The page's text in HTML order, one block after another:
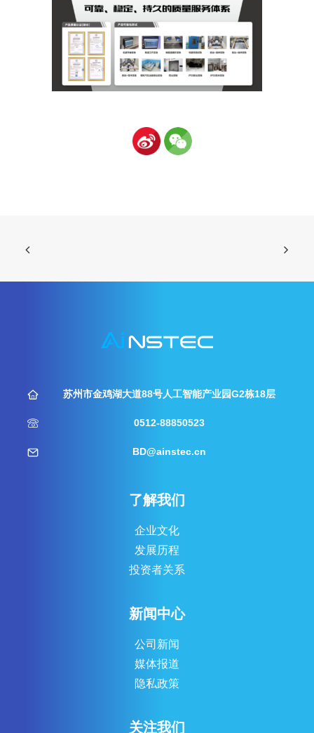
苏州市金鸡湖大道88号人工智能产业园G2栋18层
0512-88850523
BD@ainstec.cn
了解我们
企业文化
发展历程
投资者关系
新闻中心
公司新闻
媒体报道
隐私政策
关注我们